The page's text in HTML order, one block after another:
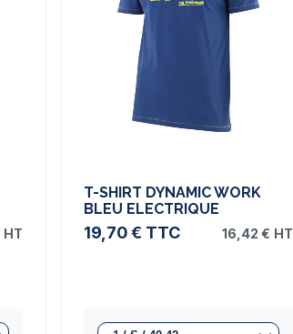
HT
T-SHIRT DYNAMIC WORK
BLEU ELECTRIQUE
19,70 € TTC 16,42 € HT